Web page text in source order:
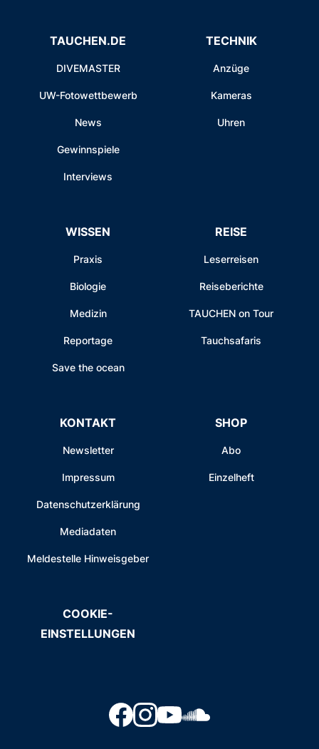
TAUCHEN.DE
DIVEMASTER
UW-Fotowettbewerb
News
Gewinnspiele
Interviews
TECHNIK
Anzüge
Kameras
Uhren
WISSEN
Praxis
Biologie
Medizin
Reportage
Save the ocean
REISE
Leserreisen
Reiseberichte
TAUCHEN on Tour
Tauchsafaris
KONTAKT
Newsletter
Impressum
Datenschutzerklärung
Mediadaten
Meldestelle Hinweisgeber
SHOP
Abo
Einzelheft
COOKIE-
EINSTELLUNGEN